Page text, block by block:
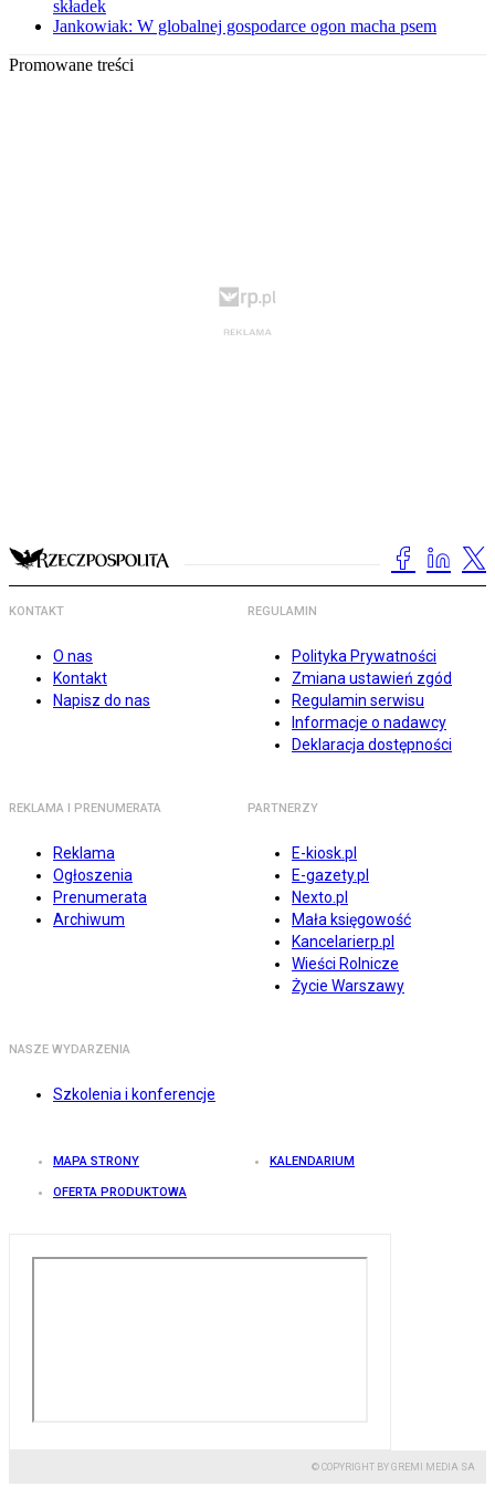
składek
Jankowiak: W globalnej gospodarce ogon macha psem
Promowane treści
KONTAKT
O nas
Kontakt
Napisz do nas
REGULAMIN
Polityka Prywatności
Zmiana ustawień zgód
Regulamin serwisu
Informacje o nadawcy
Deklaracja dostępności
REKLAMA I PRENUMERATA
Reklama
Ogłoszenia
Prenumerata
Archiwum
PARTNERZY
E-kiosk.pl
E-gazety.pl
Nexto.pl
Mała księgowość
Kancelarierp.pl
Wieści Rolnicze
Życie Warszawy
NASZE WYDARZENIA
Szkolenia i konferencje
MAPA STRONY KALENDARIUM
OFERTA PRODUKTOWA
© COPYRIGHT BY GREMI MEDIA SA